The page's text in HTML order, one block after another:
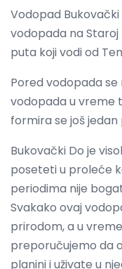
Vodopad
vodopada na
puta koji vodi od
Pored vodopada
vodopada u vreme
formira se još
Bukovački Do je
poseteti u proleće
periodima nije
Svakako ovaj
prirodom, a u
preporučujemo da
planini i uživate u